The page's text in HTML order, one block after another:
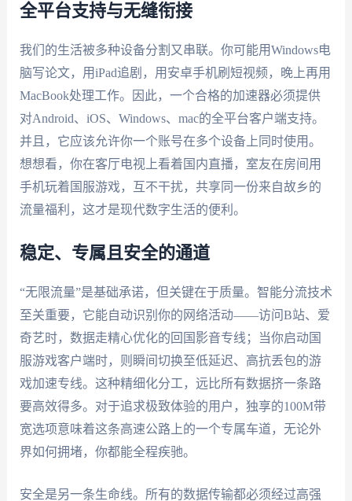
全平台支持与无缝衔接
我们的生活被多种设备分割又串联。你可能用Windows电
脑写论文，用iPad追剧，用安卓手机刷短视频，晚上再用
MacBook处理工作。因此，一个合格的加速器必须提供
对Android、iOS、Windows、mac的全平台客户端支持。
并且，它应该允许你一个账号在多个设备上同时使用。
想想看，你在客厅电视上看着国内直播，室友在房间用
手机玩着国服游戏，互不干扰，共享同一份来自故乡的
流量福利，这才是现代数字生活的便利。
稳定、专属且安全的通道
“无限流量”是基础承诺，但关键在于质量。智能分流技术
至关重要，它能自动识别你的网络活动——访问B站、爱
奇艺时，数据走精心优化的回国影音专线；当你启动国
服游戏客户端时，则瞬间切换至低延迟、高抗丢包的游
戏加速专线。这种精细化分工，远比所有数据挤一条路
要高效得多。对于追求极致体验的用户，独享的100M带
宽选项意味着这条高速公路上的一个专属车道，无论外
界如何拥堵，你都能全程疾驰。
安全是另一条生命线。所有的数据传输都必须经过高强